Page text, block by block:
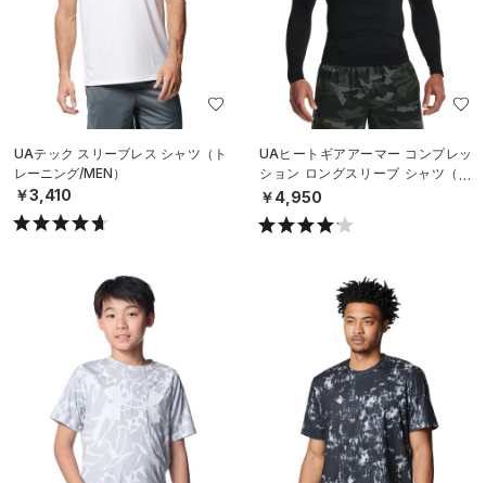
UAテック スリーブレス シャツ（ト
レーニング/MEN）
￥3,410
UAヒートギアアーマー コンプレッ
ション ロングスリーブ シャツ（ト
レーニング/MEN）
￥4,950